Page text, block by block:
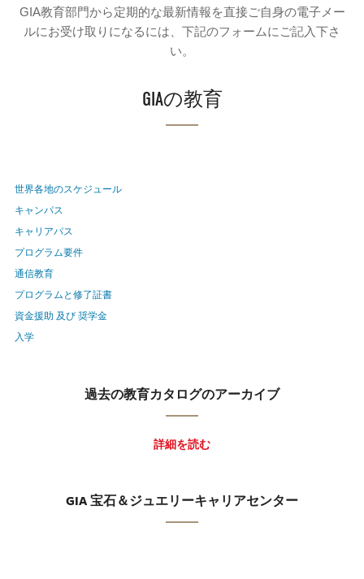
GIA教育部門から定期的な最新情報を直接ご自身の電子メー
ルにお受け取りになるには、下記のフォームにご記入下さ
い。
GIAの教育
世界各地のスケジュール
キャンパス
キャリアパス
プログラム要件
通信教育
プログラムと修了証書
資金援助 及び 奨学金
入学
過去の教育カタログのアーカイブ
詳細を読む
GIA 宝石＆ジュエリーキャリアセンター